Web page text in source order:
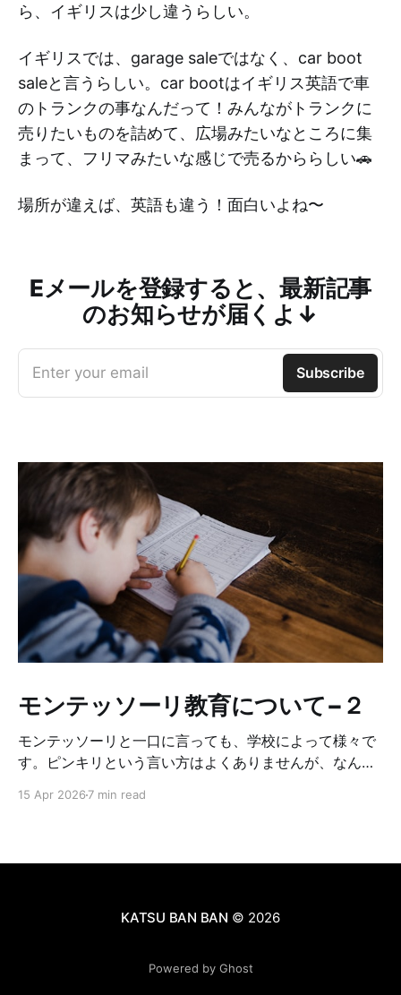
ら、イギリスは少し違うらしい。
イギリスでは、garage saleではなく、car boot
saleと言うらしい。car bootはイギリス英語で車
のトランクの事なんだって！みんながトランクに
売りたいものを詰めて、広場みたいなところに集
まって、フリマみたいな感じで売るかららしい🚗
場所が違えば、英語も違う！面白いよね〜
Eメールを登録すると、最新記事
のお知らせが届くよ↓
Enter your email Subscribe
モンテッソーリ教育について−２
モンテッソーリと一口に言っても、学校によって様々で
す。ピンキリという言い方はよくありませんが、なんち
ーリの中でも、どこまでオリジナルに基づいて厳しくや
差はない気もしますが、小学校見学をしてみて、学校毎
15 Apr 2026 7 min read
KATSU BAN BAN © 2026
Powered by Ghost